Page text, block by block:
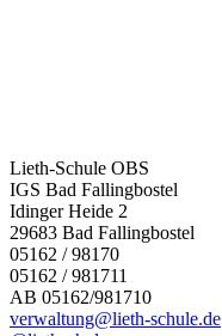
Lieth-Schule OBS
IGS Bad Fallingbostel
Idinger Heide 2
29683 Bad Fallingbostel
05162 / 98170
05162 / 981711
AB 05162/981710
verwaltung@lieth-schule.de